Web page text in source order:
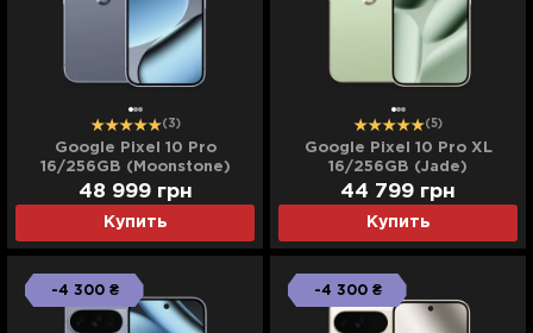
(3)
Google Pixel 10 Pro
16/256GB (Moonstone)
(Ultra)
Купить
48 999 грн
(5)
Google Pixel 10 Pro XL
16/256GB (Jade)
Купить
44 799 грн
-4 300 ₴ -4 300 ₴